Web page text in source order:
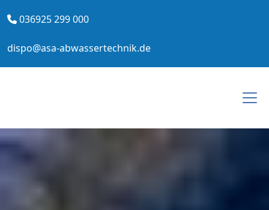
036925 299 000
dispo@asa-abwassertechnik.de